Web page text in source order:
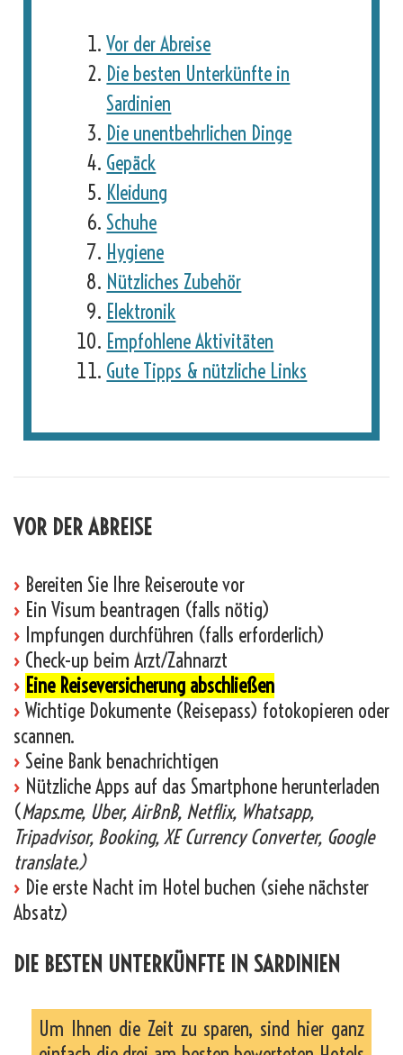
Vor der Abreise
Die besten Unterkünfte in
Sardinien
Die unentbehrlichen Dinge
Gepäck
Kleidung
Schuhe
Hygiene
Nützliches Zubehör
Elektronik
Empfohlene Aktivitäten
Gute Tipps & nützliche Links
VOR DER ABREISE
› Bereiten Sie Ihre Reiseroute vor
› Ein Visum beantragen (falls nötig)
› Impfungen durchführen (falls erforderlich)
› Check-up beim Arzt/Zahnarzt
› Eine Reiseversicherung abschließen
› Wichtige Dokumente (Reisepass) fotokopieren oder
scannen.
› Seine Bank benachrichtigen
› Nützliche Apps auf das Smartphone herunterladen
(Maps.me, Uber, AirBnB, Netflix, Whatsapp,
Tripadvisor, Booking, XE Currency Converter, Google
translate.)
› Die erste Nacht im Hotel buchen (siehe nächster
Absatz)
DIE BESTEN UNTERKÜNFTE IN SARDINIEN
Um Ihnen die Zeit zu sparen, sind hier ganz